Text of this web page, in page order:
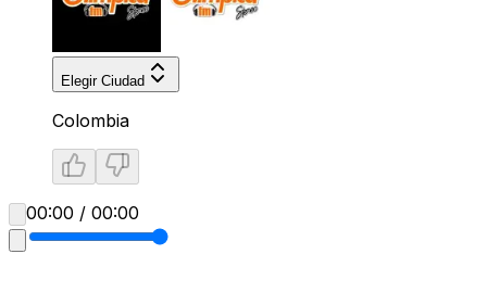
Elegir Ciudad
Colombia
00:00 / 00:00